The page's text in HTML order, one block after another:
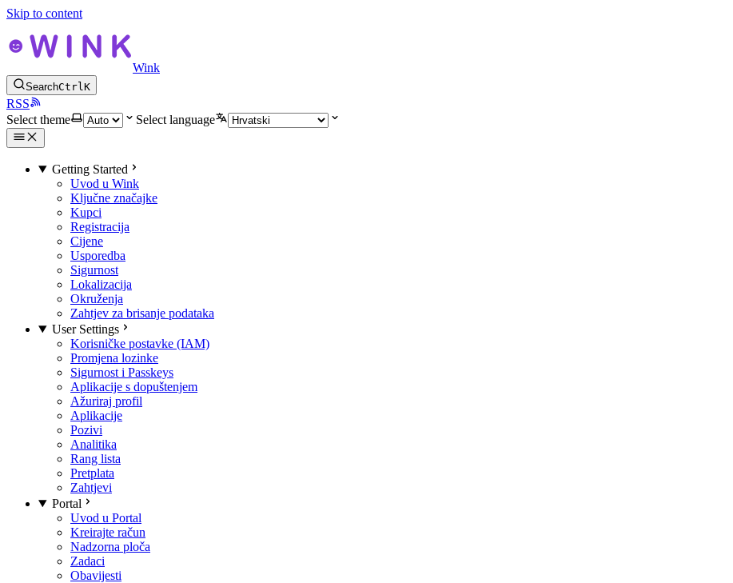
Skip to content
Wink
SearchCtrlK
RSS
Select theme
Select language
Getting Started
Uvod u Wink
Ključne značajke
Kupci
Registracija
Cijene
Usporedba
Sigurnost
Lokalizacija
Okruženja
Zahtjev za brisanje podataka
User Settings
Korisničke postavke (IAM)
Promjena lozinke
Sigurnost i Passkeys
Aplikacije s dopuštenjem
Ažuriraj profil
Aplikacije
Pozivi
Analitika
Rang lista
Pretplata
Zahtjevi
Portal
Uvod u Portal
Kreirajte račun
Nadzorna ploča
Zadaci
Obavijesti